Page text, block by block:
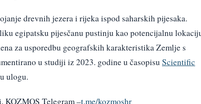
drevnih jezera i rijeka ispod saharskih pijesaka.
egipatsku pijesčanu pustinju kao potencijalnu
za usporedbu geografskih karakteristika Zemlje s
u studiji iz 2023. godine u časopisu Scientific
ulogu.
KOZMOS Telegram –t.me/kozmoshr